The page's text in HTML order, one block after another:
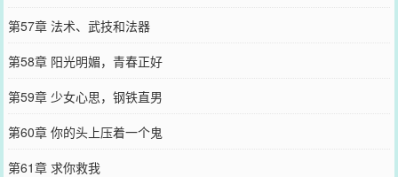
第57章 法术、武技和法器
第58章 阳光明媚，青春正好
第59章 少女心思，钢铁直男
第60章 你的头上压着一个鬼
第61章 求你救我